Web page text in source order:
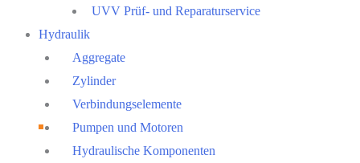
UVV Prüf- und Reparaturservice
Hydraulik
Aggregate
Zylinder
Verbindungselemente
Pumpen und Motoren
Hydraulische Komponenten